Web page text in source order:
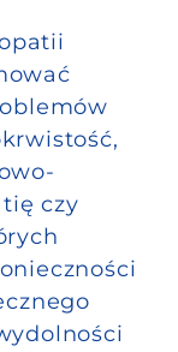
czy